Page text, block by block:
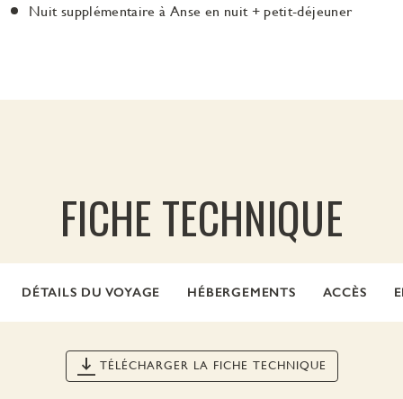
Nuit supplémentaire à Anse en nuit + petit-déjeuner
FICHE TECHNIQUE
DÉTAILS DU VOYAGE HÉBERGEMENTS ACCÈS
TÉLÉCHARGER LA FICHE TECHNIQUE